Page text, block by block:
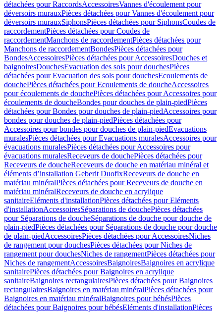
détachées pour RaccordsAccessoiresVannes d'écoulement pour
déversoirs murauxPièces détachées pour Vannes d'écoulement pour
déversoirs murauxSiphonsPièces détachées pour SiphonsCoudes de
raccordementPièces détachées pour Coudes de
raccordementManchons de raccordementPièces détachées pour
Manchons de raccordementBondesPièces détachées pour
BondesAccessoiresPièces détachées pour AccessoiresDouches et
baignoiresDouchesEvacuation des sols pour douchesPièces
détachées pour Evacuation des sols pour douchesEcoulements de
douchePièces détachées pour Ecoulements de doucheAccessoires
pour écoulements de douchePièces détachées pour Accessoires pour
écoulements de doucheBondes pour douches de plain-piedPièces
détachées pour Bondes pour douches de plain-piedAccessoires pour
bondes pour douches de plain-piedPièces détachées pour
Accessoires pour bondes pour douches de plain-piedEvacuations
muralesPièces détachées pour Evacuations muralesAccessoires pour
évacuations muralesPièces détachées pour Accessoires pour
évacuations muralesReceveurs de douchePièces détachées pour
Receveurs de doucheReceveurs de douche en matériau minéral et
éléments d’installation Geberit DuofixReceveurs de douche en
matériau minéralPièces détachées pour Receveurs de douche en
matériau minéralReceveurs de douche en acrylique
sanitaireEléments d'installationPièces détachées pour Eléments
d'installationAccessoiresSéparations de douchePièces détachées
pour Séparations de doucheSéparations de douche pour douche de
plain-piedPièces détachées pour Séparations de douche pour douche
de plain-piedAccessoiresPièces détachées pour AccessoiresNiches
de rangement pour douchesPièces détachées pour Niches de
rangement pour douchesNiches de rangementPièces détachées pour
Niches de rangementAccessoiresBaignoiresBaignoires en acrylique
sanitairePièces détachées pour Baignoires en acrylique
sanitaireBaignoires rectangulairesPièces détachées pour Baignoires
rectangulairesBaignoires en matériau minéralPièces détachées pour
Baignoires en matériau minéralBaignoires pour bébésPièces
détachées pour Baignoires pour bébésEléments d'installationPièces